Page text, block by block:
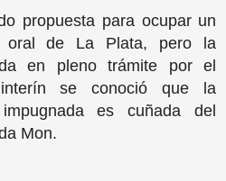
propuesta para ocupar un
oral de La Plata, pero la
en pleno trámite por el
se conoció que la
es cuñada del
Mon.